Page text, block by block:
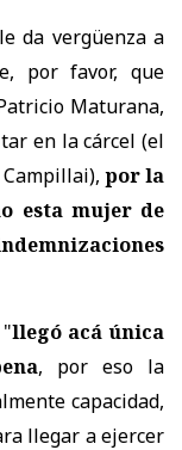
da vergüenza a
por favor, que
Maturana,
en la cárcel (el
por la
esta mujer de
llegó acá única
, por eso la
capacidad,
llegar a ejercer